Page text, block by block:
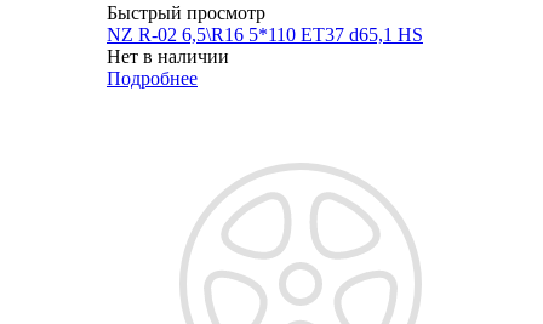
Быстрый просмотр
NZ R-02 6,5\R16 5*110 ET37 d65,1 HS
Нет в наличии
Подробнее